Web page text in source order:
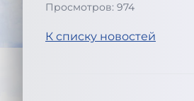
Просмотров: 974
К списку новостей